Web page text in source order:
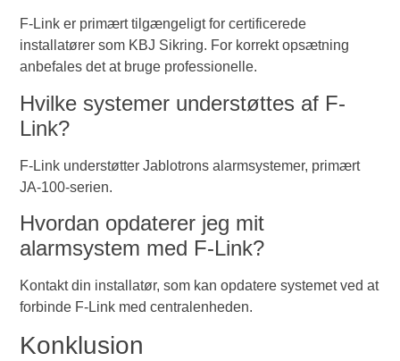
F-Link er primært tilgængeligt for certificerede
installatører som KBJ Sikring. For korrekt opsætning
anbefales det at bruge professionelle.
Hvilke systemer understøttes af F-
Link?
F-Link understøtter Jablotrons alarmsystemer, primært
JA-100-serien.
Hvordan opdaterer jeg mit
alarmsystem med F-Link?
Kontakt din installatør, som kan opdatere systemet ved at
forbinde F-Link med centralenheden.
Konklusion